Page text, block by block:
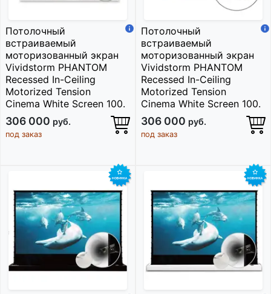
Потолочный
встраиваемый
моторизованный экран
Vividstorm PHANTOM
Recessed In-Ceiling
Motorized Tension
Cinema White Screen 100.
306 000 руб.
под заказ
Потолочный
встраиваемый
моторизованный экран
Vividstorm PHANTOM
Recessed In-Ceiling
Motorized Tension
Cinema White Screen 100.
306 000 руб.
под заказ